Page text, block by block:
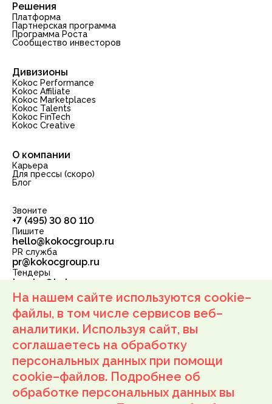
Решения
Платформа
Партнерская программа
Программа Роста
Сообщество инвесторов
Дивизионы
Kokoc Performance
Kokoc Affiliate
Kokoc Marketplaces
Kokoc Talents
Kokoc FinTech
Kokoc Creative
О компании
Карьера
Для прессы (скоро)
Блог
Звоните
+7 (495) 30 80 110
Пишите
hello@kokocgroup.ru
PR служба
pr@kokocgroup.ru
Тендеры
tender@kokocgroup.ru
ООО «Корпорация РБС»
ОГРН: 1137746210898 ИНН: 7710934777
111250, г. Москва, ул. Лефортовский Вал, д. 24, подвал
пом. IV, комн. 1, офис 52
Условия возврата
Политика обработки персональных данных
Согласие на получение маркетинговых рассылок
Согласие на обработку персональных данных
Условия программы Роста Kokoc Group
На нашем сайте используются cookie–
файлы, в том числе сервисов веб–
аналитики. Используя сайт, вы
соглашаетесь на обработку
персональных данных при помощи
cookie–файлов. Подробнее об
обработке персональных данных вы